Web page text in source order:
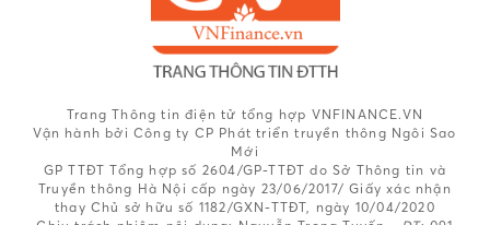
Trang Thông tin điện tử tổng hợp VNFINANCE.VN
Vận hành bởi Công ty CP Phát triển truyền thông Ngôi Sao
Mới
GP TTĐT Tổng hợp số 2604/GP-TTĐT do Sở Thông tin và
Truyền thông Hà Nội cấp ngày 23/06/2017/ Giấy xác nhận
thay Chủ sở hữu số 1182/GXN-TTĐT, ngày 10/04/2020